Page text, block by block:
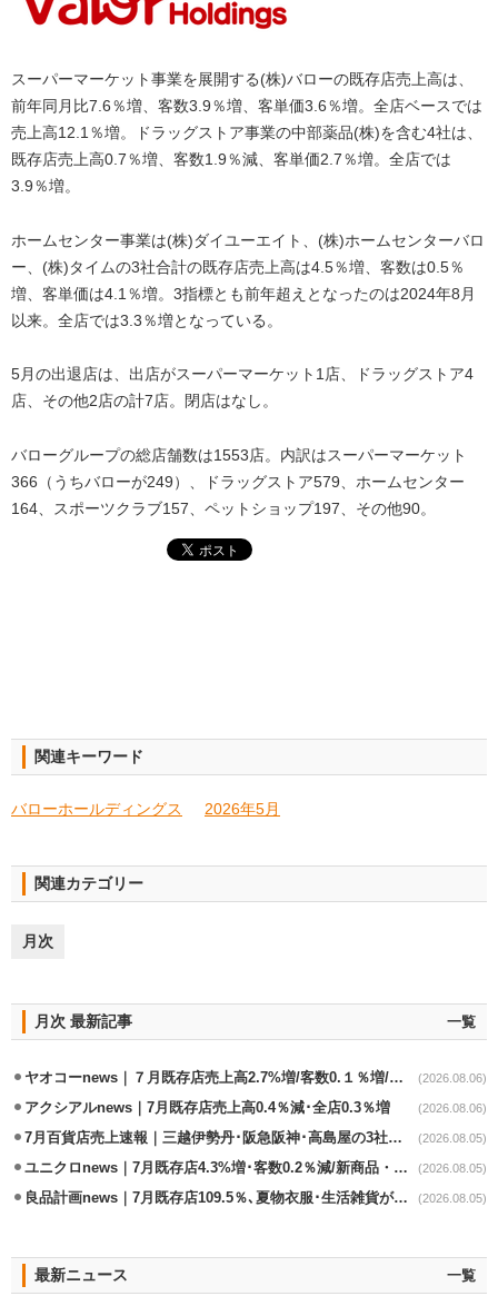
スーパーマーケット事業を展開する(株)バローの既存店売上高は、
前年同月比7.6％増、客数3.9％増、客単価3.6％増。全店ベースでは
売上高12.1％増。ドラッグストア事業の中部薬品(株)を含む4社は、
既存店売上高0.7％増、客数1.9％減、客単価2.7％増。全店では
3.9％増。
ホームセンター事業は(株)ダイユーエイト、(株)ホームセンターバロ
ー、(株)タイムの3社合計の既存店売上高は4.5％増、客数は0.5％
増、客単価は4.1％増。3指標とも前年超えとなったのは2024年8月
以来。全店では3.3％増となっている。
5月の出退店は、出店がスーパーマーケット1店、ドラッグストア4
店、その他2店の計7店。閉店はなし。
バローグループの総店舗数は1553店。内訳はスーパーマーケット
366（うちバローが249）、ドラッグストア579、ホームセンター
164、スポーツクラブ157、ペットショップ197、その他90。
関連キーワード
バローホールディングス 2026年5月
関連カテゴリー
月次
月次 最新記事 一覧
ヤオコーnews｜７月既存店売上高2.7%増/客数0.１％増/客単価2.6％増 (2026.08.06)
アクシアルnews｜7月既存店売上高0.4％減･全店0.3％増 (2026.08.06)
7月百貨店売上速報｜三越伊勢丹･阪急阪神･高島屋の3社は増収 (2026.08.05)
ユニクロnews｜7月既存店4.3%増･客数0.2％減/新商品・夏物商品が好調 (2026.08.05)
良品計画news｜7月既存店109.5％､夏物衣服･生活雑貨が好調 (2026.08.05)
最新ニュース 一覧